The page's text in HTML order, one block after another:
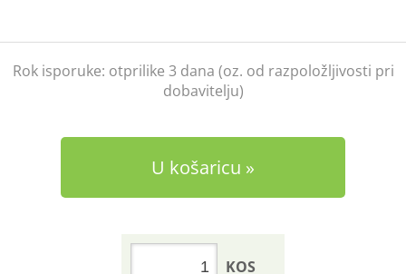
Rok isporuke: otprilike 3 dana (oz. od razpoložljivosti pri
dobavitelju)
U košaricu
KOS